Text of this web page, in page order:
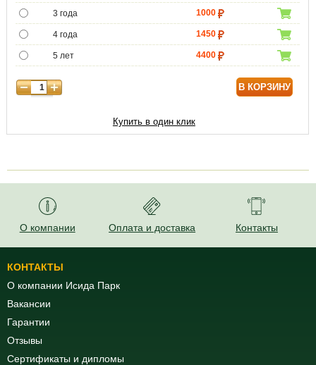
3 года 1000
4 года 1450
5 лет 4400
7 лет
В КОРЗИНУ
Купить в один клик
О компании Оплата и доставка Контакты
КОНТАКТЫ
О компании Исида Парк
Вакансии
Гарантии
Отзывы
Сертификаты и дипломы